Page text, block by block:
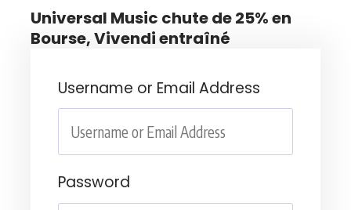
Universal Music chute de 25% en
Bourse, Vivendi entraîné
Username or Email Address
Password